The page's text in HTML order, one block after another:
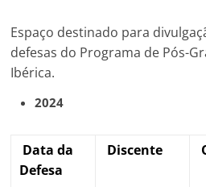
Espaço destinado para
defesas do Programa de Pós-
Ibérica.
2024
Data da
Defesa
Discente